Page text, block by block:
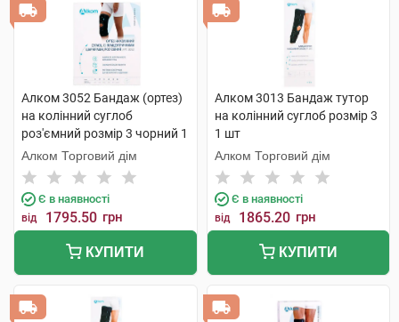
Алком 3052 Бандаж (ортез)
на колінний суглоб
роз'ємний розмір 3 чорний 1
шт
Алком Торговий дім
Є в наявності
від 1795.50 грн
КУПИТИ
Алком 3013 Бандаж тутор
на колінний суглоб розмір 3
1 шт
Алком Торговий дім
Є в наявності
від 1865.20 грн
КУПИТИ